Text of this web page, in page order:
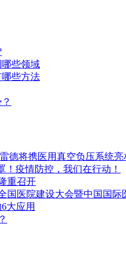
些领域
些方法
德将携医用真空负压系统亮
！疫情防控，我们在行动！
重召开
国医院建设大会暨中国国
大应用